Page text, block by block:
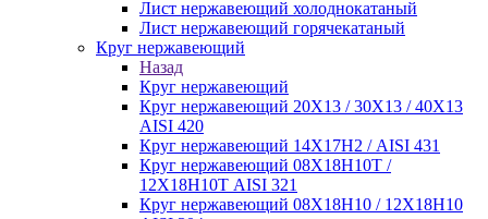
Лист нержавеющий холоднокатаный
Лист нержавеющий горячекатаный
Круг нержавеющий
Назад
Круг нержавеющий
Круг нержавеющий 20Х13 / 30Х13 / 40Х13
AISI 420
Круг нержавеющий 14Х17Н2 / AISI 431
Круг нержавеющий 08Х18Н10Т /
12Х18Н10Т AISI 321
Круг нержавеющий 08Х18Н10 / 12Х18Н10